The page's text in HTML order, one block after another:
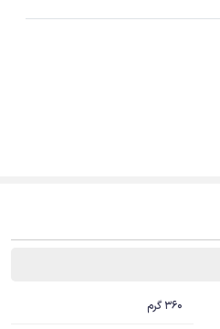
360 گرم